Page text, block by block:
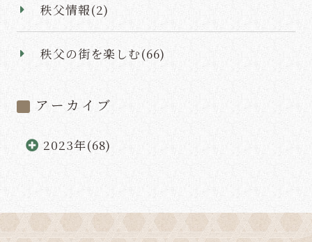
秩父情報(2)
秩父の街を楽しむ(66)
アーカイブ
2023年(68)
予約キャンセル
閉じる